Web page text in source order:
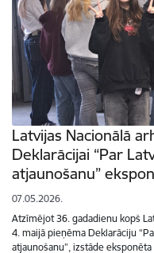
Latvijas Nacionālā
Deklarācijai “Par
atjaunošanu”
07.05.2026.
Atzīmējot 36. gadadienu kopš
4. maijā pieņēma Deklarāciju
atjaunošanu”, izstāde